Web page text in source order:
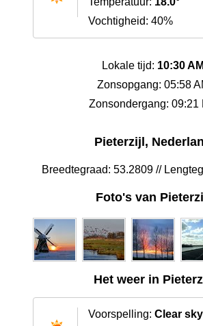
Vochtigheid: 40%
Lokale tijd: 10:30 AM
Zonsopgang: 05:58
Zonsondergang: 09:21
Pieterzijl,
Breedtegraad: 53.2809 //
Foto's van
Het weer in
Voorspelling: Clear sky